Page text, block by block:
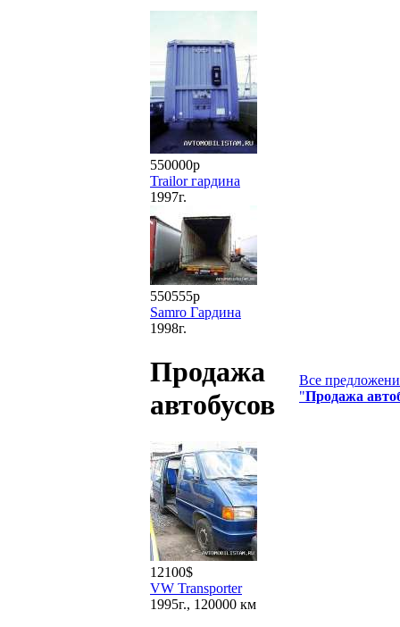
550000р
Trailor гардина
1997г.
550555р
Samro Гардина
1998г.
Продажа
автобусов
Все
"Продажа
12100$
VW Transporter
1995г., 120000 км